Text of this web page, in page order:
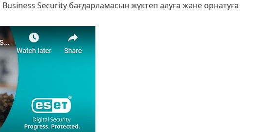
Business Security бағдарламасын жүктеп алуға және орнатуға